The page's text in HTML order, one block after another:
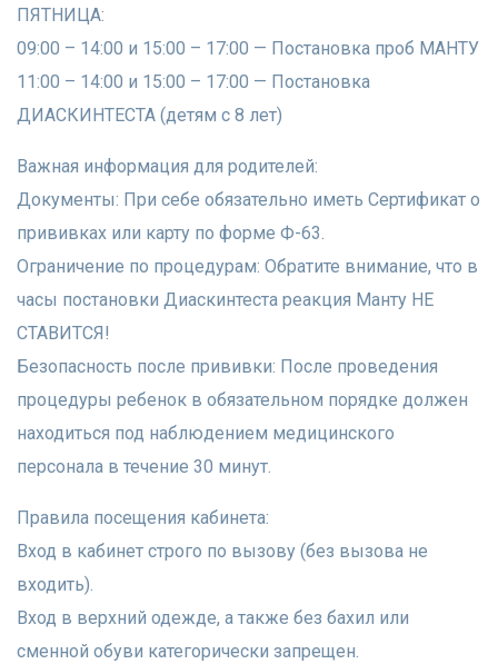
ПЯТНИЦА:
​09:00 – 14:00 и 15:00 – 17:00 — Постановка проб МАНТУ
​11:00 – 14:00 и 15:00 – 17:00 — Постановка
ДИАСКИНТЕСТА (детям с 8 лет)
Важная информация для родителей:
​Документы: При себе обязательно иметь Сертификат о
прививках или карту по форме Ф-63.
​Ограничение по процедурам: Обратите внимание, что в
часы постановки Диаскинтеста реакция Манту НЕ
СТАВИТСЯ!
​Безопасность после прививки: После проведения
процедуры ребенок в обязательном порядке должен
находиться под наблюдением медицинского
персонала в течение 30 минут.
​Правила посещения кабинета:
​Вход в кабинет строго по вызову (без вызова не
входить).
​Вход в верхний одежде, а также без бахил или
сменной обуви категорически запрещен.